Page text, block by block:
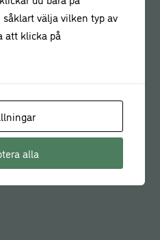
välja vilken typ av
att klicka på
alla